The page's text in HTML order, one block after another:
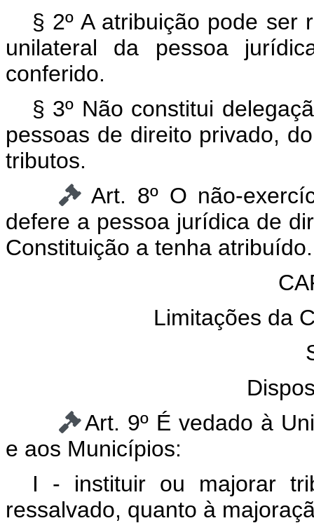
§ 2º A atribuição pode ser
unilateral da pessoa
conferido.
§ 3º Não constitui
pessoas de direito privado,
tributos.
Art. 8º O não-
defere a pessoa jurídica de
Constituição a tenha atribuído.
Limitações da
Art. 9º É vedado à
e aos Municípios:
I - instituir ou majorar
ressalvado, quanto à